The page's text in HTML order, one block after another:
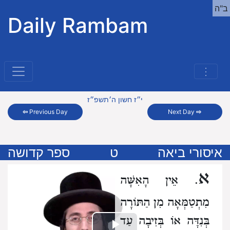
Daily Rambam
⋮
ב"ה
⇦ Previous Day
י״ז חשון ה׳תשפ״ז
Next Day⇨
איסורי ביאה ט ספר קדושה
א. אֵין הָאִשָּׁה
מִתְטַמְּאָה מִן הַתּוֹרָה
בְּנִדָּה אוֹ בְּזִיבָה עַד